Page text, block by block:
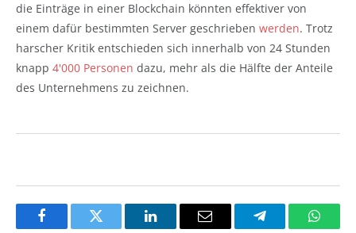
die Einträge in einer Blockchain könnten effektiver von
einem dafür bestimmten Server geschrieben werden. Trotz
harscher Kritik entschieden sich innerhalb von 24 Stunden
knapp 4'000 Personen dazu, mehr als die Hälfte der Anteile
des Unternehmens zu zeichnen.
FacebookTwitter LinkedInEmail Telegram